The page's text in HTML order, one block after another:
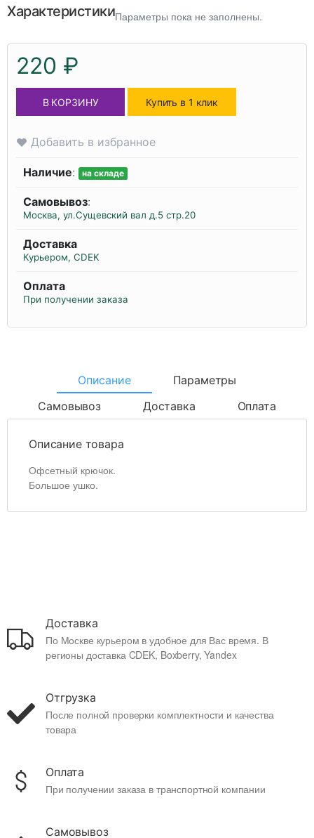
ХарактеристикиПараметры пока не заполнены.
220 ₽
В КОРЗИНУ Купить в 1 клик
Добавить в избранное
Наличие: на складе
Самовывоз:
Москва, ул.Сущевский вал д.5 стр.20
Доставка
Курьером, CDEK
Оплата
При получении заказа
Описание
Параметры
Самовывоз
Доставка Оплата
Описание товара
Офсетный крючок.
Большое ушко.
Доставка
По Москве курьером в удобное для Вас время. В
регионы доставка CDEK, Boxberry, Yandex
Отгрузка
После полной проверки комплектности и качества
товара
Оплата
При получении заказа в транспортной компании
Самовывоз